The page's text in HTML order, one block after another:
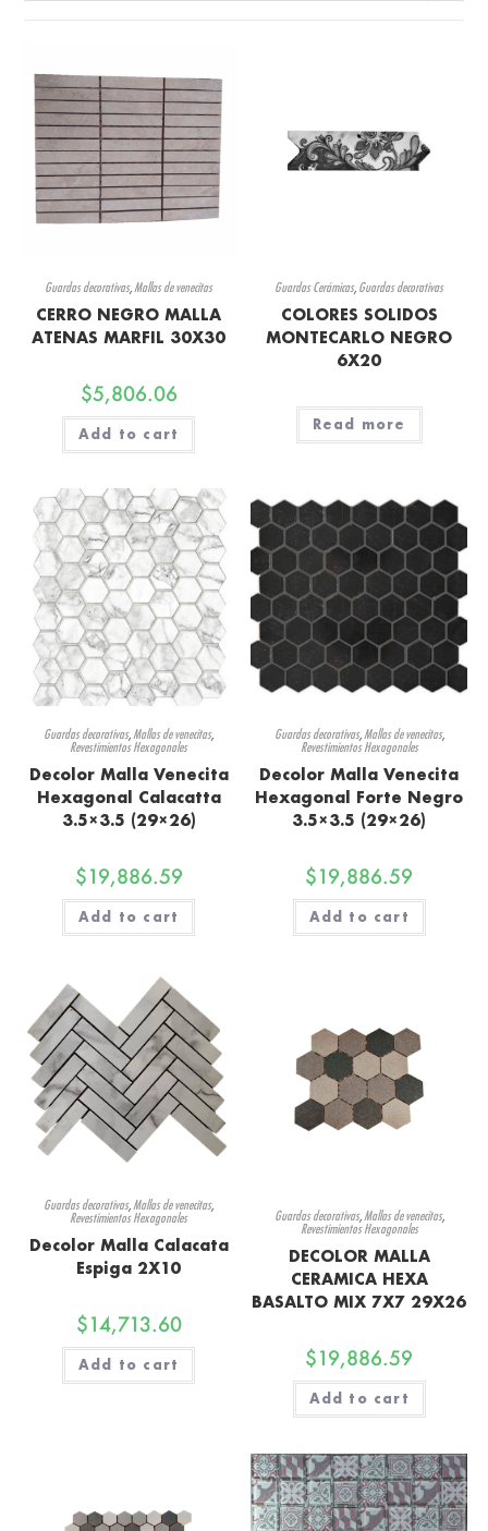
Guardas decorativas, Mallas de venecitas
CERRO NEGRO MALLA
ATENAS MARFIL 30X30
$5,806.06
Add to cart
Guardas Cerámicas, Guardas decorativas
COLORES SOLIDOS
MONTECARLO NEGRO
6X20
Read more
Guardas decorativas, Mallas de venecitas,
Revestimientos Hexagonales
Decolor Malla Venecita
Hexagonal Calacatta
3.5×3.5 (29×26)
$19,886.59
Add to cart
Guardas decorativas, Mallas de venecitas,
Revestimientos Hexagonales
Decolor Malla Venecita
Hexagonal Forte Negro
3.5×3.5 (29×26)
$19,886.59
Add to cart
Guardas decorativas, Mallas de venecitas,
Revestimientos Hexagonales
Decolor Malla Calacata
Espiga 2X10
$14,713.60
Add to cart
Guardas decorativas,Mallas de venecitas,
Revestimientos Hexagonales
DECOLOR MALLA
CERAMICA HEXA
BASALTO MIX 7X7 29X26
$19,886.59
Add to cart